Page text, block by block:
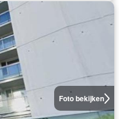
Foto bekijken